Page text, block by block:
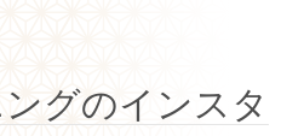
グのインスタ